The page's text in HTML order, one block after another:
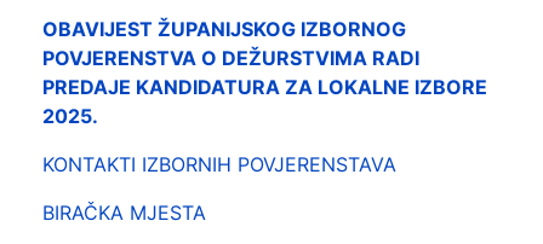
OBAVIJEST ŽUPANIJSKOG IZBORNOG
POVJERENSTVA O DEŽURSTVIMA RADI
PREDAJE KANDIDATURA ZA LOKALNE IZBORE
2025.
KONTAKTI IZBORNIH POVJERENSTAVA
BIRAČKA MJESTA